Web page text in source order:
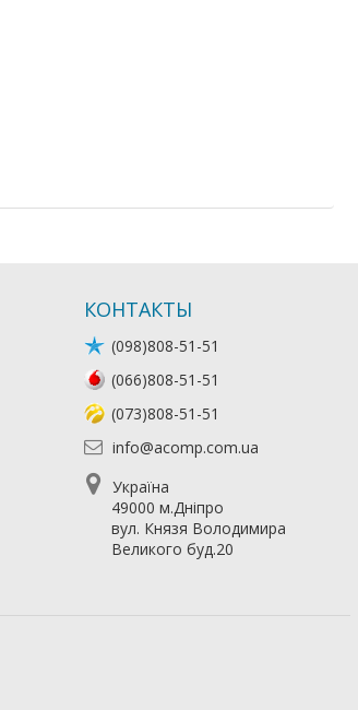
КОНТАКТЫ
(098)808-51-51
(066)808-51-51
(073)808-51-51
info@acomp.com.ua
Україна
49000 м.Дніпро
вул. Князя Володимира
Великого буд.20